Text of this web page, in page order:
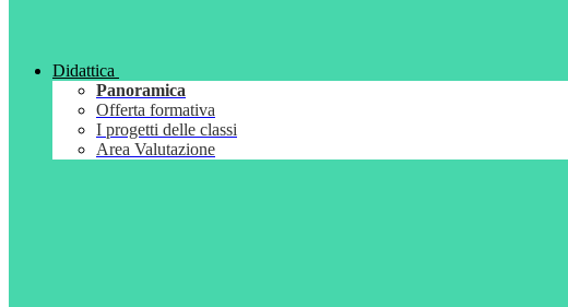
Didattica
Panoramica
Offerta formativa
I progetti delle classi
Area Valutazione